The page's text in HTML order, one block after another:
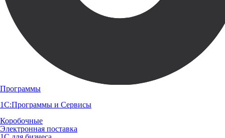
Программы
1С:Программы и Сервисы
Коробочные
Электронная поставка